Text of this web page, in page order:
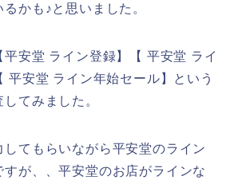
かも♪と思いました。
安堂 ライン登録】【 平安堂 ライ
平安堂 ライン年始セール】という
てみました。
てもらいながら平安堂のライン
が、、平安堂のお店がラインな